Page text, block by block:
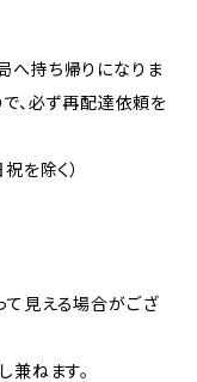
へ持ち帰りになりま
、必ず再配達依頼を
を除く）
て見える場合がござ
兼ねます。